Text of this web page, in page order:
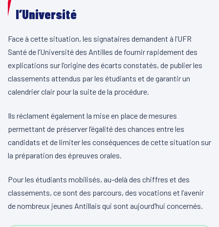
l’Université
Face à cette situation, les signataires demandent à l’UFR
Santé de l’Université des Antilles de fournir rapidement des
explications sur l’origine des écarts constatés, de publier les
classements attendus par les étudiants et de garantir un
calendrier clair pour la suite de la procédure.
Ils réclament également la mise en place de mesures
permettant de préserver l’égalité des chances entre les
candidats et de limiter les conséquences de cette situation sur
la préparation des épreuves orales.
Pour les étudiants mobilisés, au-delà des chiffres et des
classements, ce sont des parcours, des vocations et l’avenir
de nombreux jeunes Antillais qui sont aujourd’hui concernés.